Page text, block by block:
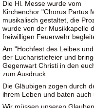
Die Hl. Messe wurde vom
Kirchenchor "Chorus Partus
musikalisch gestaltet, die
wurde von der Musikkapelle
freiwilligen Feuerwehr
Am "Hochfest des Leibes
der Eucharistiefeier und
Gegenwart Christi in den
zum Ausdruck.
Die Gläubigen zogen durch
ihrem Leben und baten